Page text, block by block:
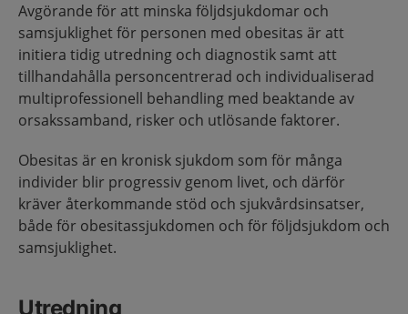
Avgörande för att minska följdsjukdomar och
samsjuklighet för personen med obesitas är att
initiera tidig utredning och diagnostik samt att
tillhandahålla personcentrerad och individualiserad
multi­professionell behandling med beaktande av
orsakssamband, risker och utlösande faktorer.
Obesitas är en kronisk sjukdom som för många
individer blir progressiv genom livet, och därför
kräver återkommande stöd och sjukvårdsinsatser,
både för obesitassjukdomen och för följdsjukdom och
samsjuklighet.
Utredning